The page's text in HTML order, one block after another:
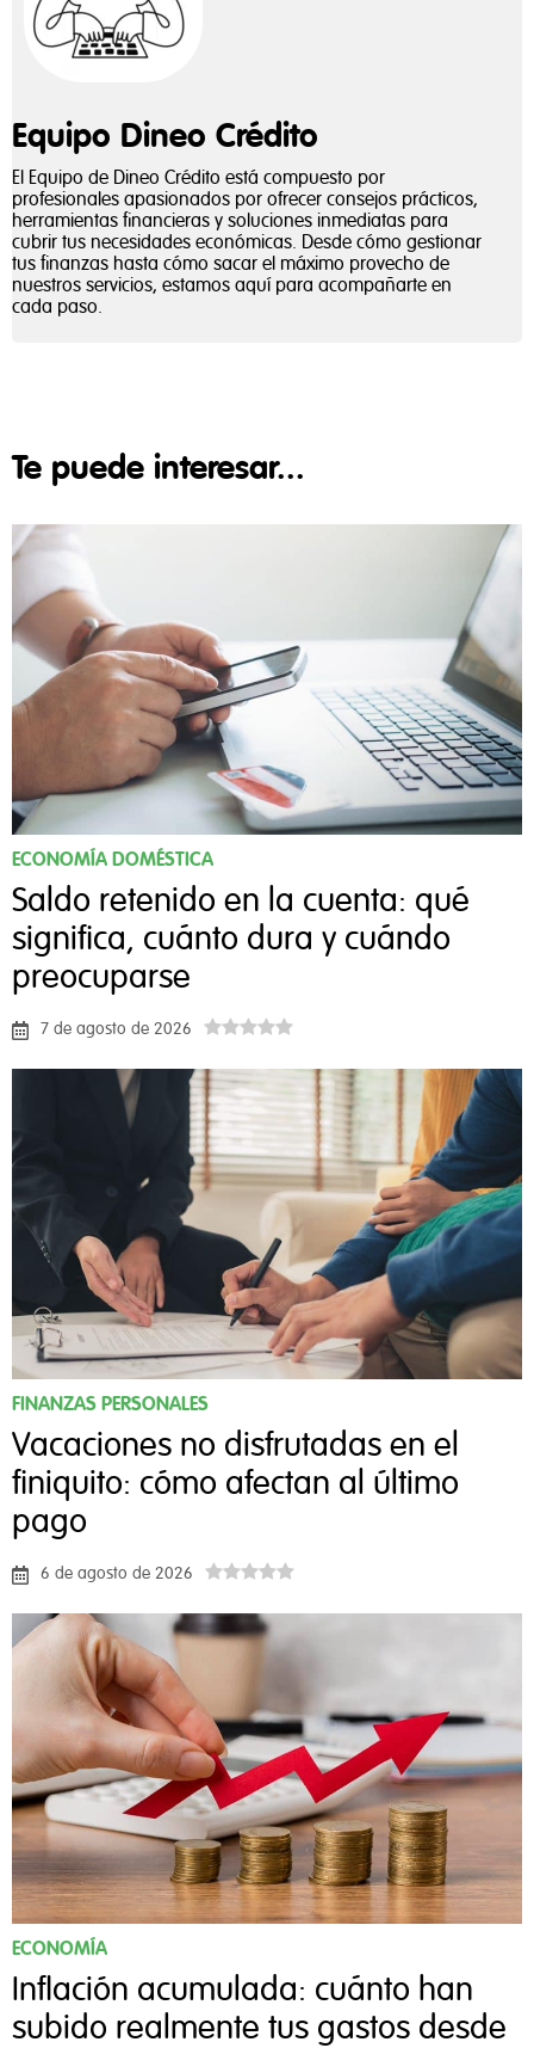
Equipo Dineo Crédito
El Equipo de Dineo Crédito está compuesto por
profesionales apasionados por ofrecer consejos prácticos,
herramientas financieras y soluciones inmediatas para
cubrir tus necesidades económicas. Desde cómo gestionar
tus finanzas hasta cómo sacar el máximo provecho de
nuestros servicios, estamos aquí para acompañarte en
cada paso.
Te puede interesar...
ECONOMÍA DOMÉSTICA
Saldo retenido en la cuenta: qué
significa, cuánto dura y cuándo
preocuparse
7 de agosto de 2026
FINANZAS PERSONALES
Vacaciones no disfrutadas en el
finiquito: cómo afectan al último
pago
6 de agosto de 2026
ECONOMÍA
Inflación acumulada: cuánto han
subido realmente tus gastos desde